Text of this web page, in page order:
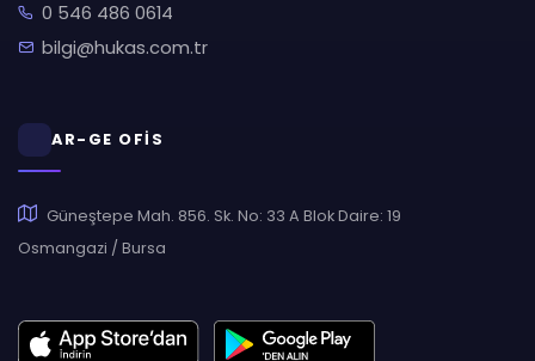
0 546 486 0614
bilgi@hukas.com.tr
AR-GE OFİS
Güneştepe Mah. 856. Sk. No: 33 A Blok Daire: 19
Osmangazi / Bursa